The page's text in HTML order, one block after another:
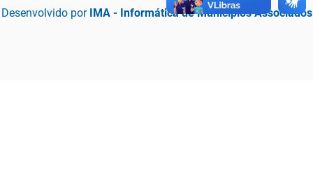
Desenvolvido por IMA - Informática de Municípios Associados